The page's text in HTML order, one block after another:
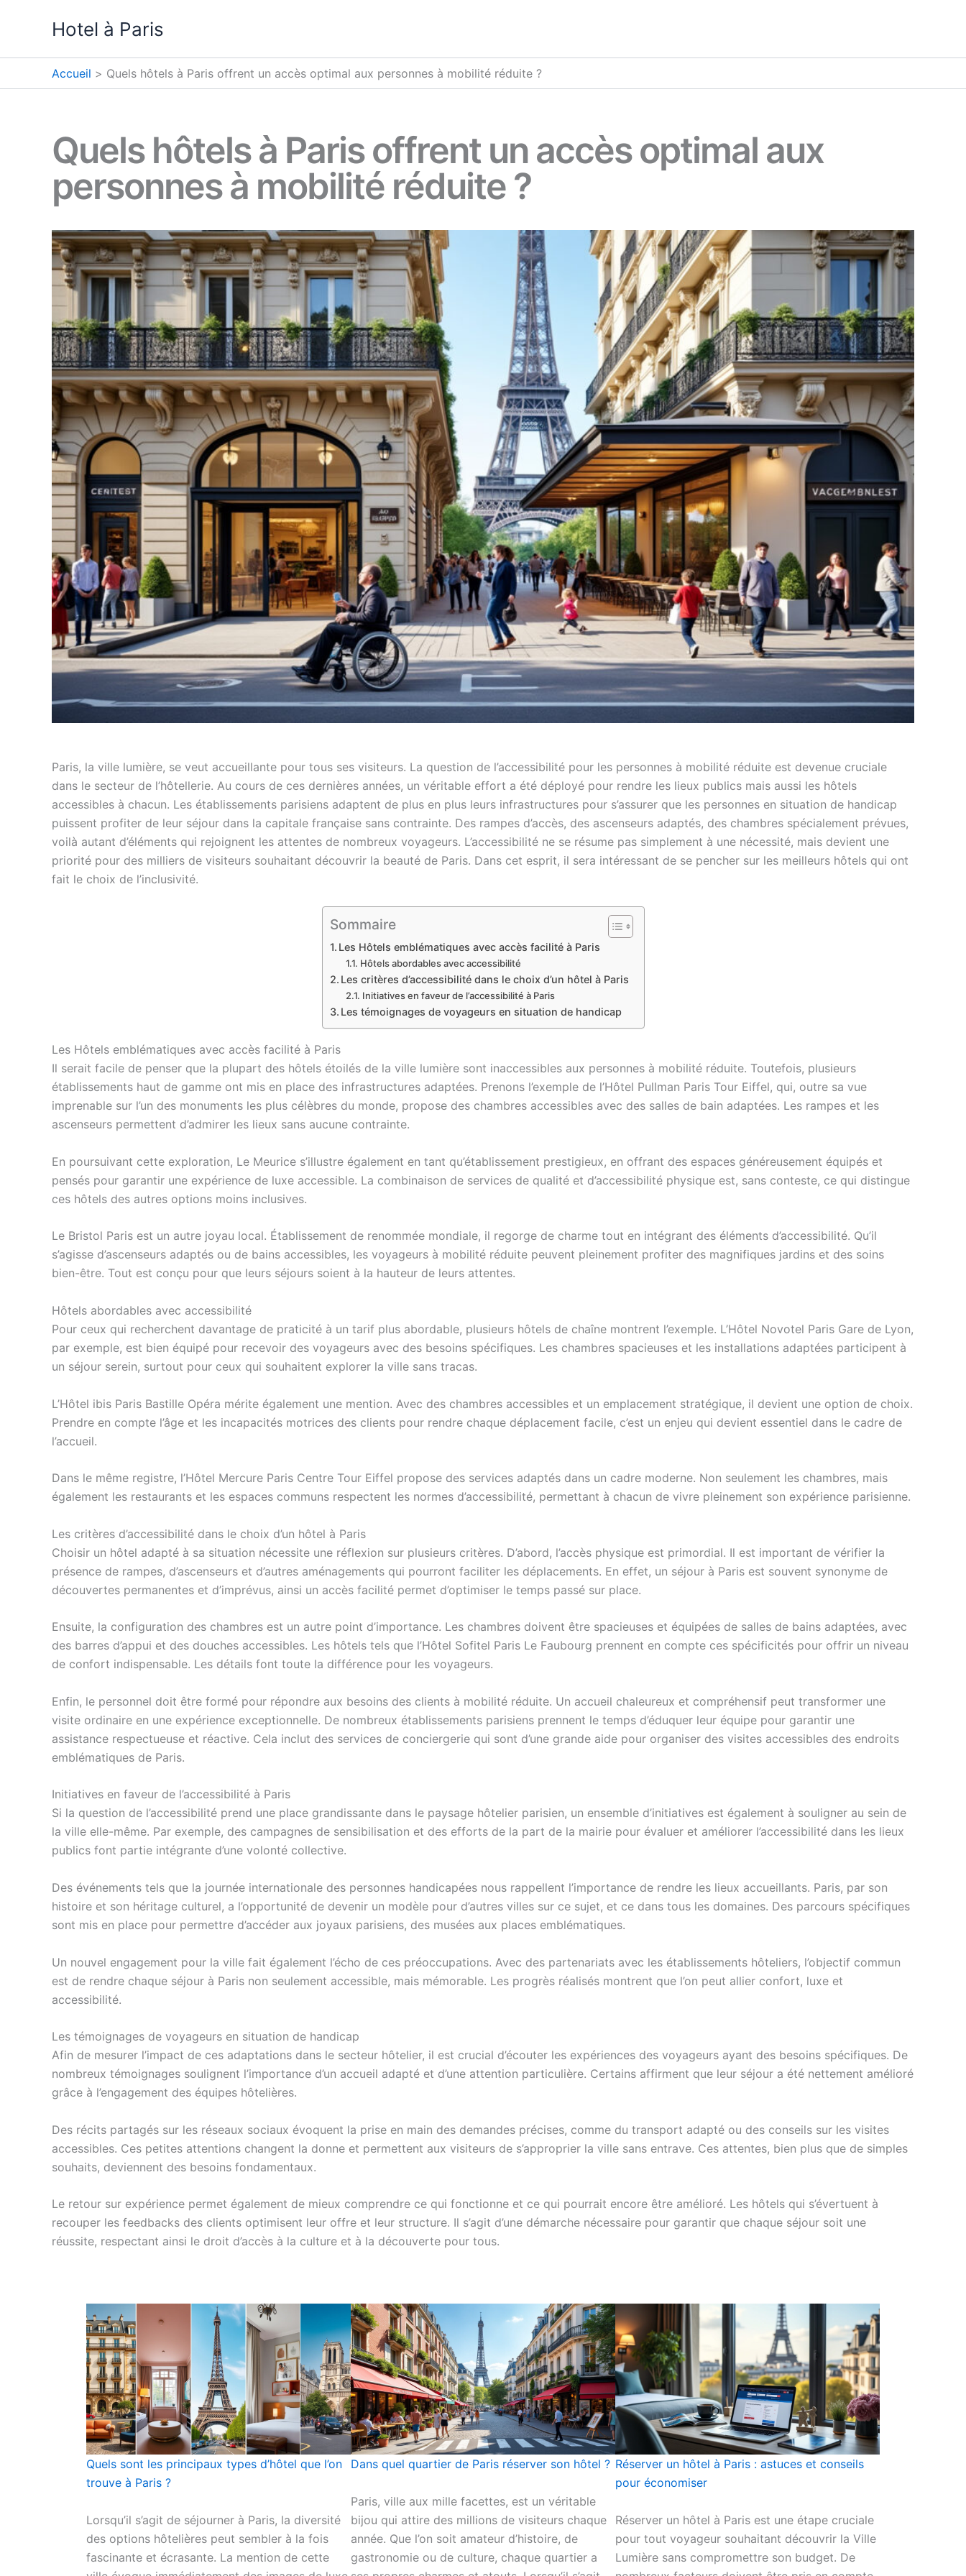
Hotel à Paris
Accueil Quels hôtels à Paris offrent un accès optimal aux personnes à mobilité réduite ?
Quels hôtels à Paris offrent un accès optimal aux
personnes à mobilité réduite ?
Paris, la ville lumière, se veut accueillante pour tous ses visiteurs. La question de l’accessibilité pour les personnes à mobilité réduite est devenue cruciale
dans le secteur de l’hôtellerie. Au cours de ces dernières années, un véritable effort a été déployé pour rendre les lieux publics mais aussi les hôtels
accessibles à chacun. Les établissements parisiens adaptent de plus en plus leurs infrastructures pour s’assurer que les personnes en situation de handicap
puissent profiter de leur séjour dans la capitale française sans contrainte. Des rampes d’accès, des ascenseurs adaptés, des chambres spécialement prévues,
voilà autant d’éléments qui rejoignent les attentes de nombreux voyageurs. L’accessibilité ne se résume pas simplement à une nécessité, mais devient une
priorité pour des milliers de visiteurs souhaitant découvrir la beauté de Paris. Dans cet esprit, il sera intéressant de se pencher sur les meilleurs hôtels qui ont
fait le choix de l’inclusivité.
Sommaire
Les Hôtels emblématiques avec accès facilité à Paris
Hôtels abordables avec accessibilité
Les critères d’accessibilité dans le choix d’un hôtel à Paris
Initiatives en faveur de l’accessibilité à Paris
Les témoignages de voyageurs en situation de handicap
Les Hôtels emblématiques avec accès facilité à Paris
Il serait facile de penser que la plupart des hôtels étoilés de la ville lumière sont inaccessibles aux personnes à mobilité réduite. Toutefois, plusieurs
établissements haut de gamme ont mis en place des infrastructures adaptées. Prenons l’exemple de l’Hôtel Pullman Paris Tour Eiffel, qui, outre sa vue
imprenable sur l’un des monuments les plus célèbres du monde, propose des chambres accessibles avec des salles de bain adaptées. Les rampes et les
ascenseurs permettent d’admirer les lieux sans aucune contrainte.
En poursuivant cette exploration, Le Meurice s’illustre également en tant qu’établissement prestigieux, en offrant des espaces généreusement équipés et
pensés pour garantir une expérience de luxe accessible. La combinaison de services de qualité et d’accessibilité physique est, sans conteste, ce qui distingue
ces hôtels des autres options moins inclusives.
Le Bristol Paris est un autre joyau local. Établissement de renommée mondiale, il regorge de charme tout en intégrant des éléments d’accessibilité. Qu’il
s’agisse d’ascenseurs adaptés ou de bains accessibles, les voyageurs à mobilité réduite peuvent pleinement profiter des magnifiques jardins et des soins
bien-être. Tout est conçu pour que leurs séjours soient à la hauteur de leurs attentes.
Hôtels abordables avec accessibilité
Pour ceux qui recherchent davantage de praticité à un tarif plus abordable, plusieurs hôtels de chaîne montrent l’exemple. L’Hôtel Novotel Paris Gare de Lyon,
par exemple, est bien équipé pour recevoir des voyageurs avec des besoins spécifiques. Les chambres spacieuses et les installations adaptées participent à
un séjour serein, surtout pour ceux qui souhaitent explorer la ville sans tracas.
L’Hôtel ibis Paris Bastille Opéra mérite également une mention. Avec des chambres accessibles et un emplacement stratégique, il devient une option de choix.
Prendre en compte l’âge et les incapacités motrices des clients pour rendre chaque déplacement facile, c’est un enjeu qui devient essentiel dans le cadre de
l’accueil.
Dans le même registre, l’Hôtel Mercure Paris Centre Tour Eiffel propose des services adaptés dans un cadre moderne. Non seulement les chambres, mais
également les restaurants et les espaces communs respectent les normes d’accessibilité, permettant à chacun de vivre pleinement son expérience parisienne.
Les critères d’accessibilité dans le choix d’un hôtel à Paris
Choisir un hôtel adapté à sa situation nécessite une réflexion sur plusieurs critères. D’abord, l’accès physique est primordial. Il est important de vérifier la
présence de rampes, d’ascenseurs et d’autres aménagements qui pourront faciliter les déplacements. En effet, un séjour à Paris est souvent synonyme de
découvertes permanentes et d’imprévus, ainsi un accès facilité permet d’optimiser le temps passé sur place.
Ensuite, la configuration des chambres est un autre point d’importance. Les chambres doivent être spacieuses et équipées de salles de bains adaptées, avec
des barres d’appui et des douches accessibles. Les hôtels tels que l’Hôtel Sofitel Paris Le Faubourg prennent en compte ces spécificités pour offrir un niveau
de confort indispensable. Les détails font toute la différence pour les voyageurs.
Enfin, le personnel doit être formé pour répondre aux besoins des clients à mobilité réduite. Un accueil chaleureux et compréhensif peut transformer une
visite ordinaire en une expérience exceptionnelle. De nombreux établissements parisiens prennent le temps d’éduquer leur équipe pour garantir une
assistance respectueuse et réactive. Cela inclut des services de conciergerie qui sont d’une grande aide pour organiser des visites accessibles des endroits
emblématiques de Paris.
Initiatives en faveur de l’accessibilité à Paris
Si la question de l’accessibilité prend une place grandissante dans le paysage hôtelier parisien, un ensemble d’initiatives est également à souligner au sein de
la ville elle-même. Par exemple, des campagnes de sensibilisation et des efforts de la part de la mairie pour évaluer et améliorer l’accessibilité dans les lieux
publics font partie intégrante d’une volonté collective.
Des événements tels que la journée internationale des personnes handicapées nous rappellent l’importance de rendre les lieux accueillants. Paris, par son
histoire et son héritage culturel, a l’opportunité de devenir un modèle pour d’autres villes sur ce sujet, et ce dans tous les domaines. Des parcours spécifiques
sont mis en place pour permettre d’accéder aux joyaux parisiens, des musées aux places emblématiques.
Un nouvel engagement pour la ville fait également l’écho de ces préoccupations. Avec des partenariats avec les établissements hôteliers, l’objectif commun
est de rendre chaque séjour à Paris non seulement accessible, mais mémorable. Les progrès réalisés montrent que l’on peut allier confort, luxe et
accessibilité.
Les témoignages de voyageurs en situation de handicap
Afin de mesurer l’impact de ces adaptations dans le secteur hôtelier, il est crucial d’écouter les expériences des voyageurs ayant des besoins spécifiques. De
nombreux témoignages soulignent l’importance d’un accueil adapté et d’une attention particulière. Certains affirment que leur séjour a été nettement amélioré
grâce à l’engagement des équipes hôtelières.
Des récits partagés sur les réseaux sociaux évoquent la prise en main des demandes précises, comme du transport adapté ou des conseils sur les visites
accessibles. Ces petites attentions changent la donne et permettent aux visiteurs de s’approprier la ville sans entrave. Ces attentes, bien plus que de simples
souhaits, deviennent des besoins fondamentaux.
Le retour sur expérience permet également de mieux comprendre ce qui fonctionne et ce qui pourrait encore être amélioré. Les hôtels qui s’évertuent à
recouper les feedbacks des clients optimisent leur offre et leur structure. Il s’agit d’une démarche nécessaire pour garantir que chaque séjour soit une
réussite, respectant ainsi le droit d’accès à la culture et à la découverte pour tous.
Quels sont les principaux types d’hôtel que l’on
trouve à Paris ?
Lorsqu’il s’agit de séjourner à Paris, la diversité
des options hôtelières peut sembler à la fois
fascinante et écrasante. La mention de cette
Dans quel quartier de Paris réserver son hôtel ?
Paris, ville aux mille facettes, est un véritable
bijou qui attire des millions de visiteurs chaque
année. Que l’on soit amateur d’histoire, de
gastronomie ou de culture, chaque quartier a
Réserver un hôtel à Paris : astuces et conseils
pour économiser
Réserver un hôtel à Paris est une étape cruciale
pour tout voyageur souhaitant découvrir la Ville
Lumière sans compromettre son budget. De